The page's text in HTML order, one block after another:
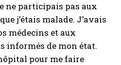
ne participais pas aux
j’étais malade. J’avais
médecins et aux
informés de mon état.
pour me faire